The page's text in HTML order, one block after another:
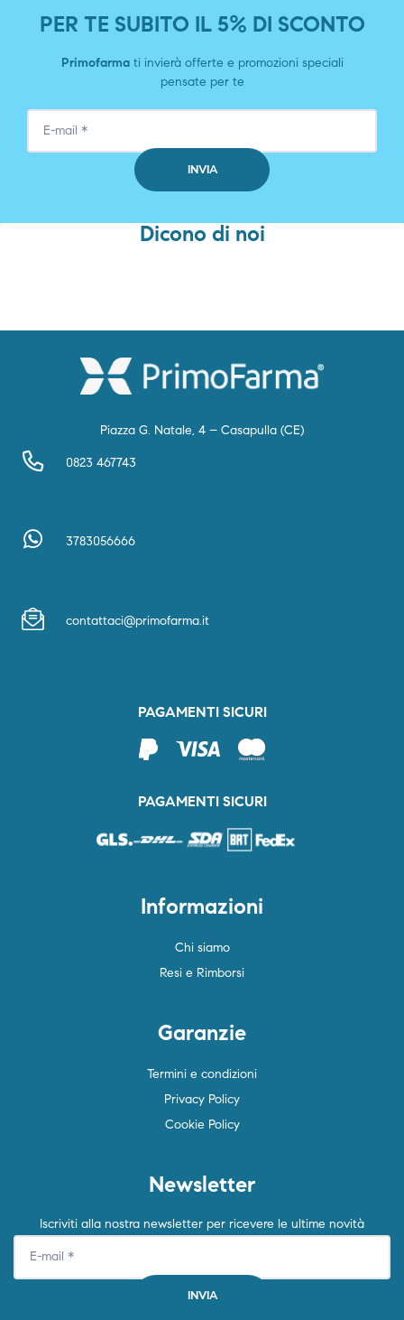
PER TE SUBITO IL 5% DI SCONTO
Primofarmati invierà offerte e promozioni speciali
pensate per te
Dicono di noi
Piazza G. Natale, 4 – Casapulla (CE)
0823 467743
3783056666
contattaci@primofarma.it
PAGAMENTI SICURI
PAGAMENTI SICURI
Informazioni
Chi siamo
Resi e Rimborsi
Garanzie
Termini e condizioni
Privacy Policy
Cookie Policy
Newsletter
Iscriviti alla nostra newsletter per ricevere le ultime novità